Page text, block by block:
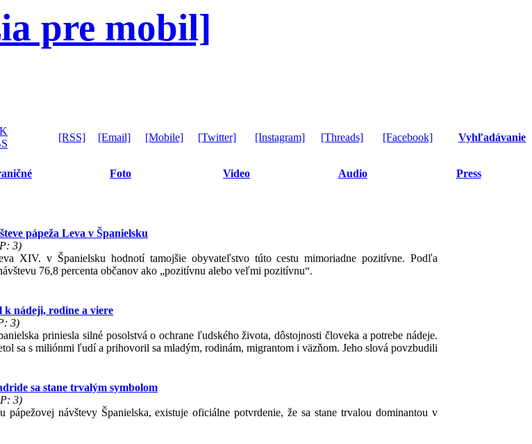
pre mobil]
[RSS] [Email] [Mobile] [Twitter] [Instagram] [Threads] [Facebook] Vyhľadávanie
Foto Video Audio Press
pápeža Leva v Španielsku
3)
XIV. v Španielsku hodnotí tamojšie obyvateľstvo túto cestu mimoriadne pozitívne. Podľa
76,8 percenta občanov ako „pozitívnu alebo veľmi pozitívnu“.
k nádeji, rodine a viere
3)
priniesla silné posolstvá o ochrane ľudského života, dôstojnosti človeka a potrebe nádeje.
sa s miliónmi ľudí a prihovoril sa mladým, rodinám, migrantom i väzňom. Jeho slová povzbudili
sa stane trvalým symbolom
3)
návštevy Španielska, existuje oficiálne potvrdenie, že sa stane trvalou dominantou v